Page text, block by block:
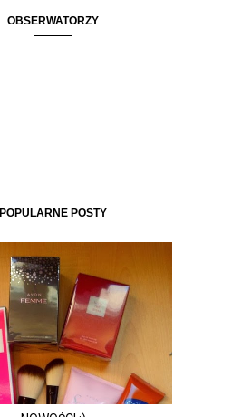
OBSERWATORZY
POPULARNE POSTY